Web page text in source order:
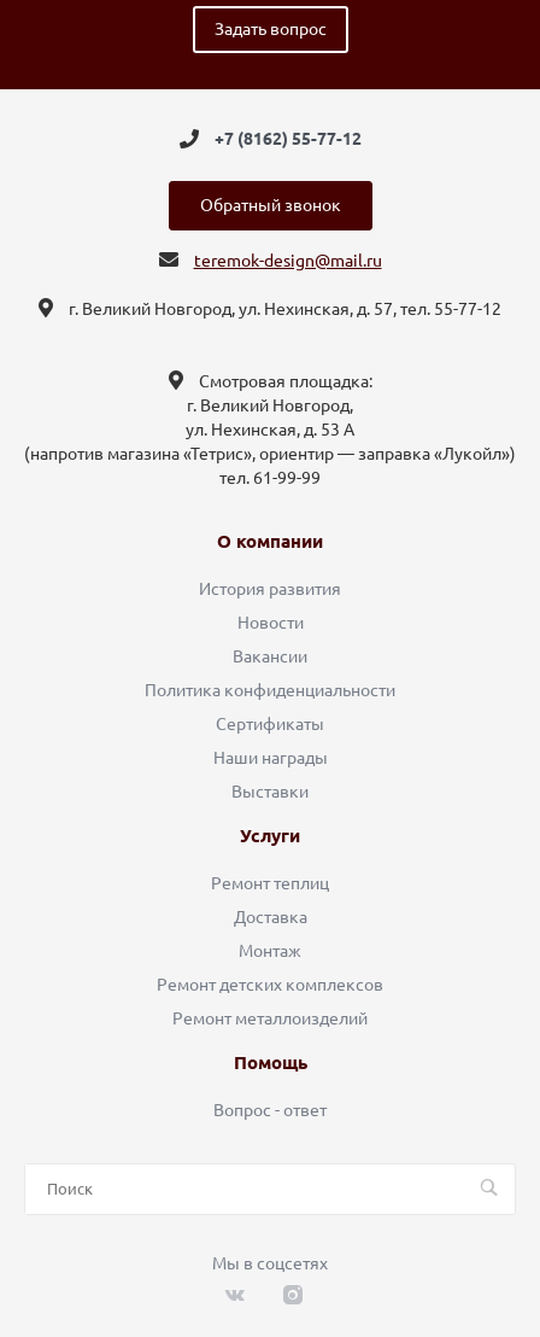
Задать вопрос
+7 (8162) 55-77-12
Обратный звонок
teremok-design@mail.ru
г. Великий Новгород, ул. Нехинская, д. 57, тел. 55-77-12
Смотровая площадка:
г. Великий Новгород,
ул. Нехинская, д. 53 А
(напротив магазина «Тетрис», ориентир — заправка «Лукойл»)
тел. 61-99-99
О компании
История развития
Новости
Вакансии
Политика конфиденциальности
Сертификаты
Наши награды
Выставки
Услуги
Ремонт теплиц
Доставка
Монтаж
Ремонт детских комплексов
Ремонт металлоизделий
Помощь
Вопрос - ответ
Мы в соцсетях